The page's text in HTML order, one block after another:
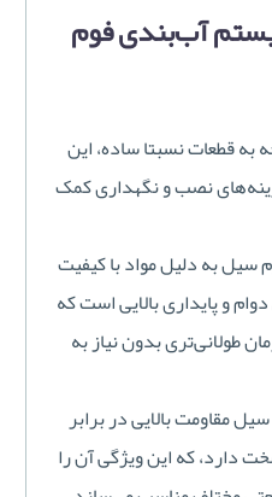
آب‌بندی فوم
به قطعات نسبتا ساده، این
نصب و نگهداری کمک
به دلیل مواد با کیفیت
و پایداری بالایی است که
طولانی‌تری بدون نیاز به
مقاومت بالایی در برابر
دارد، که این ویژگی آن را